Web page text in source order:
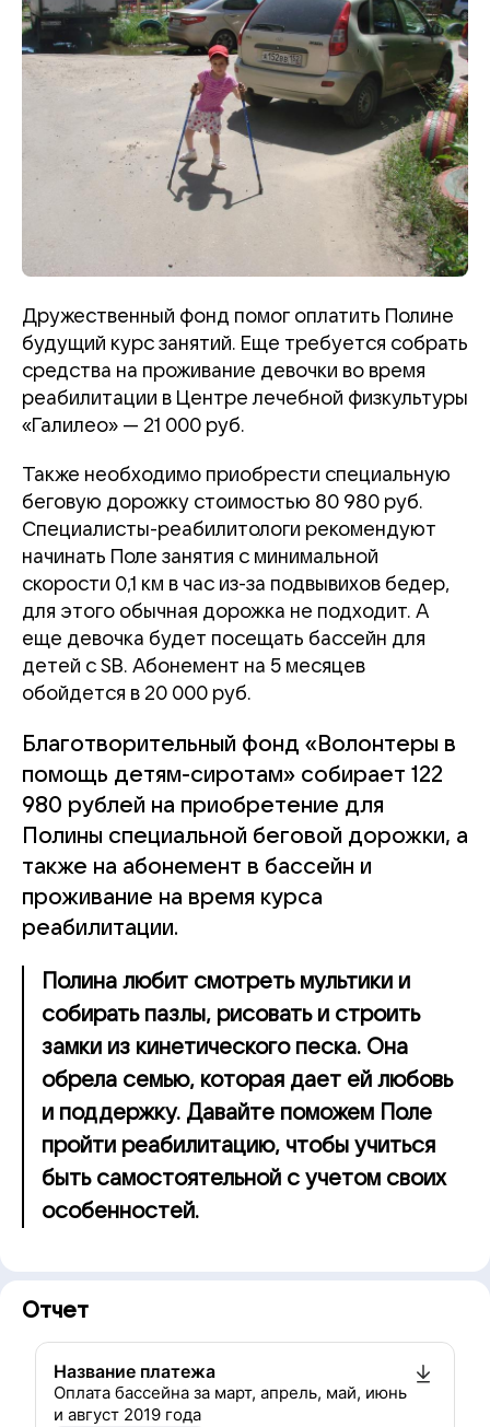
Дружественный фонд помог оплатить Полине
будущий курс занятий. Еще требуется собрать
средства на проживание девочки во время
реабилитации в Центре лечебной физкультуры
«Галилео» — 21 000 руб.
Также необходимо приобрести специальную
беговую дорожку стоимостью 80 980 руб.
Специалисты-реабилитологи рекомендуют
начинать Поле занятия с минимальной
скорости 0,1 км в час из-за подвывихов бедер,
для этого обычная дорожка не подходит. А
еще девочка будет посещать бассейн для
детей с SB. Абонемент на 5 месяцев
обойдется в 20 000 руб.
Благотворительный фонд «Волонтеры в
помощь детям-сиротам» собирает 122
980 рублей на приобретение для
Полины специальной беговой дорожки, а
также на абонемент в бассейн и
проживание на время курса
реабилитации.
Полина любит смотреть мультики и
собирать пазлы, рисовать и строить
замки из кинетического песка. Она
обрела семью, которая дает ей любовь
и поддержку. Давайте поможем Поле
пройти реабилитацию, чтобы учиться
быть самостоятельной с учетом своих
особенностей.
Отчет
Название платежа
Оплата бассейна за март, апрель, май, июнь
и август 2019 года